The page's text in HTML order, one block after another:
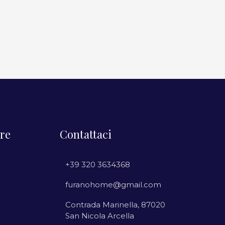
Contattaci
+39 320 3634368
furanohome@gmail.com
Contrada Marinella, 87020
San Nicola Arcella